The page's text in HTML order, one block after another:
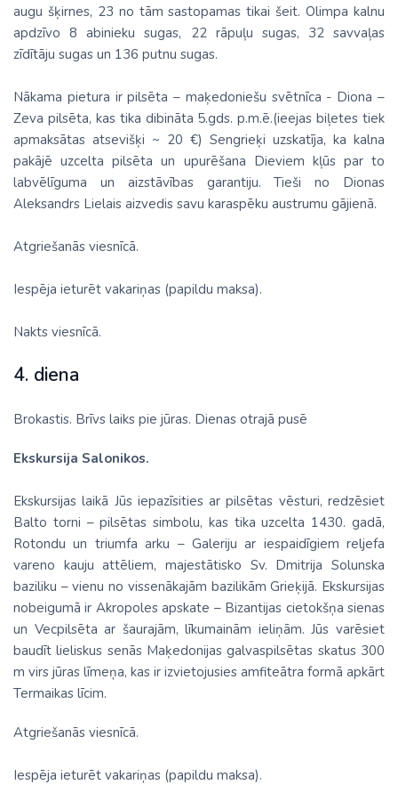
augu šķirnes, 23 no tām sastopamas tikai šeit. Olimpa kalnu
apdzīvo 8 abinieku sugas, 22 rāpuļu sugas, 32 savvaļas
zīdītāju sugas un 136 putnu sugas.
Nākama pietura ir pilsēta – maķedoniešu svētnīca - Diona –
Zeva pilsēta, kas tika dibināta 5.gds. p.m.ē.(ieejas biļetes tiek
apmaksātas atsevišķi ~ 20 €) Sengrieķi uzskatīja, ka kalna
pakājē uzcelta pilsēta un upurēšana Dieviem kļūs par to
labvēlīguma un aizstāvības garantiju. Tieši no Dionas
Aleksandrs Lielais aizvedis savu karaspēku austrumu gājienā.
Atgriešanās viesnīcā.
Iespēja ieturēt vakariņas (papildu maksa).
Nakts viesnīcā.
4. diena
Brokastis. Brīvs laiks pie jūras. Dienas otrajā pusē
Ekskursija Salonikos.
Ekskursijas laikā Jūs iepazīsities ar pilsētas vēsturi, redzēsiet
Balto torni – pilsētas simbolu, kas tika uzcelta 1430. gadā,
Rotondu un triumfa arku – Galeriju ar iespaidīgiem reljefa
vareno kauju attēliem, majestātisko Sv. Dmitrija Solunska
baziliku – vienu no vissenākajām bazilikām Grieķijā. Ekskursijas
nobeigumā ir Akropoles apskate – Bizantijas cietokšņa sienas
un Vecpilsēta ar šaurajām, līkumainām ieliņām. Jūs varēsiet
baudīt lieliskus senās Maķedonijas galvaspilsētas skatus 300
m virs jūras līmeņa, kas ir izvietojusies amfiteātra formā apkārt
Termaikas līcim.
Atgriešanās viesnīcā.
Iespēja ieturēt vakariņas (papildu maksa).